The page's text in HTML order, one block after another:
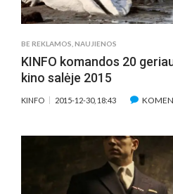
BE REKLAMOS,NAUJIENOS
KINFO komandos 20
kino salėje 2015
KINFO 2015-12-30, 18:43